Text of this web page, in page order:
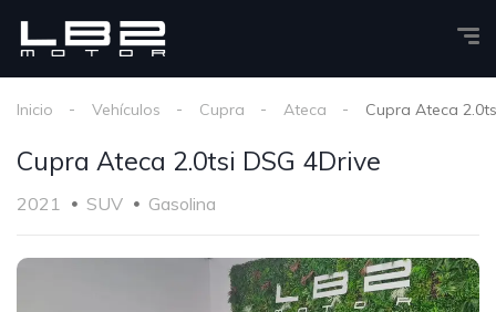
Inicio Vehículos Cupra Ateca Cupra Ateca
Cupra Ateca 2.0tsi DSG 4Drive
2021 SUV Gasolina